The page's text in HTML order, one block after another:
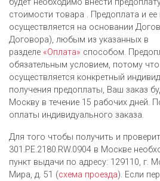
стоимости товара . Предоплата и ее
осуществляется на основании
Договора), любым из указанных в
разделе «Оплата» способом.
обязательным условием, потому
осуществляется конкретный
получения предоплаты, Ваш заказ
Москву в течение 15 рабочих дней.
оплаты индивидуального заказа.
Для того чтобы получить и
301.PE.2180.RW.0904 в Москве
пункт выдачи по адресу: 129110, г.
Мира, д. 51 (схема проезда). Если